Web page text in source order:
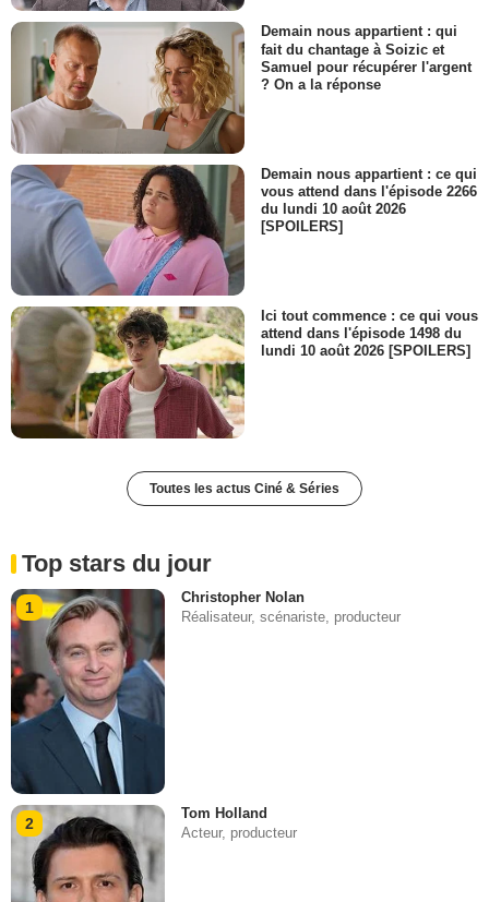
Demain nous appartient : qui
fait du chantage à Soizic et
Samuel pour récupérer l'argent
? On a la réponse
Demain nous appartient : ce qui
vous attend dans l'épisode 2266
du lundi 10 août 2026
[SPOILERS]
Ici tout commence : ce qui vous
attend dans l'épisode 1498 du
lundi 10 août 2026 [SPOILERS]
Toutes les actus Ciné & Séries
Top stars du jour
1
Christopher Nolan
Réalisateur, scénariste, producteur
2
Tom Holland
Acteur, producteur